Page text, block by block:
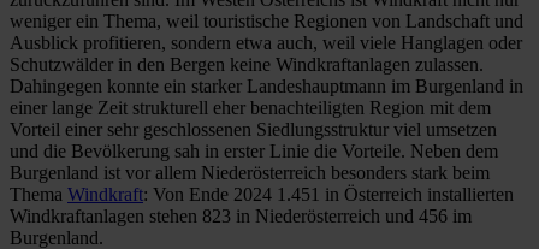
weniger ein Thema, weil touristische Regionen von Landschaft und
Ausblick profitieren, sondern etwa auch, weil viele Hanglagen oder
Schutzwälder in den Bergen keine Windkraftanlagen zulassen.
Dahingegen konnte ein starker Landeshauptmann im Burgenland in
einer lange Zeit strukturell eher benachteiligten Region mit dem
Vorteil einer sehr geschlossenen Siedlungsstruktur viel umsetzen
und die Bevölkerung sah in erster Linie die Vorteile. Neben dem
Burgenland ist vor allem Niederösterreich besonders stark beim
Thema Windkraft: Von Ende 2024 1.451 in Österreich installierten
Windkraftanlagen stehen 823 in Niederösterreich und 456 im
Burgenland.